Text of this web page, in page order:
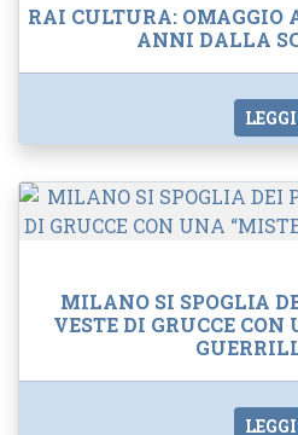
RAI CULTURA: OMAGGIO
ANNI DALLA
LEGGI
MILANO SI SPOGLIA
VESTE DI GRUCCE CON
LEGGI